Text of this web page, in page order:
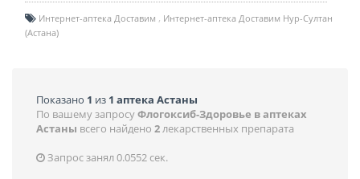
Интернет-аптека Доставим
Интернет-аптека Доставим Нур-Султан
(Астана)
Показано 1 из 1 аптека Астаны
По вашему запросуФлогоксиб-Здоровье в аптеках
Астаны всего найдено 2лекарственных препарата
Запрос занял 0.0552 сек.